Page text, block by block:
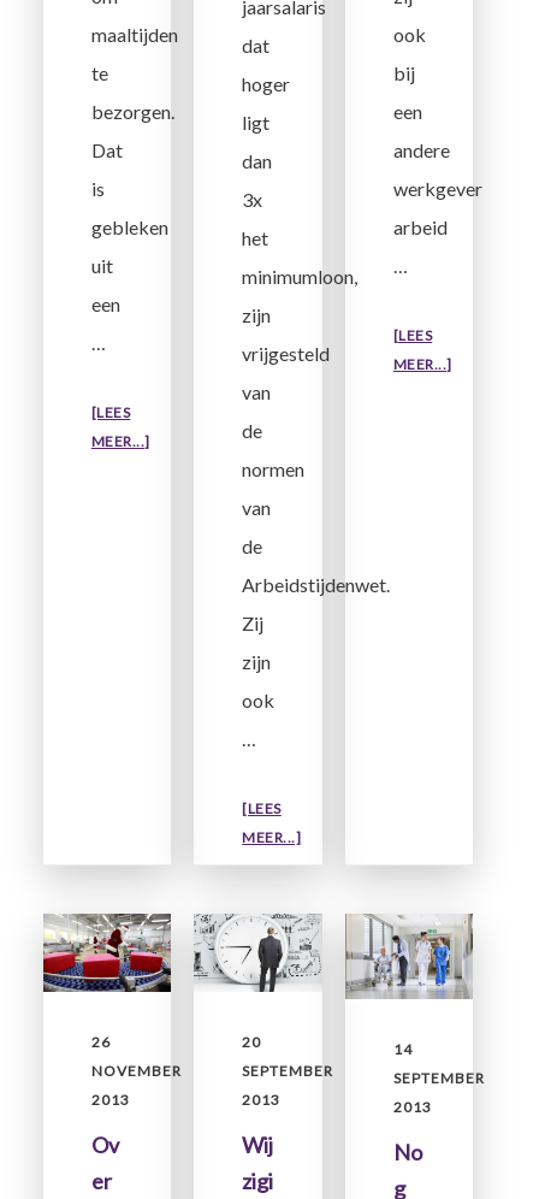
maaltijden
te
bezorgen.
Dat
is
gebleken
uit
een
…
[LEES
MEER...]OVEROVERTREDING
jaarsalaris
dat
hoger
ligt
dan
3x
het
minimumloon,
zijn
vrijgesteld
van
de
normen
van
de
Arbeidstijdenwet.
Zij
zijn
ook
[LEES
MEER...]OVERVRIJSTELLING
ARBEIDSTIJDENWET
WAT
IS
DE
ook
bij
een
andere
werkgever
arbeid
…
[LEES
MEER...]
26
NOVEMBER
2013
Ov
er
20
SEPTEMBER
2013
Wij
zigi
14
SEPTEMBER
2013
No
g